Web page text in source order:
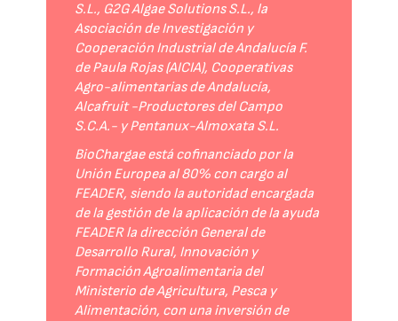
S.L., G2G Algae Solutions S.L., la
Asociación de Investigación y
Cooperación Industrial de Andalucía F.
de Paula Rojas (AICIA), Cooperativas
Agro-alimentarias de Andalucía,
Alcafruit -Productores del Campo
S.C.A.- y Pentanux-Almoxata S.L.
BioChargae está cofinanciado por la
Unión Europea al 80% con cargo al
FEADER, siendo la autoridad encargada
de la gestión de la aplicación de la ayuda
FEADER la dirección General de
Desarrollo Rural, Innovación y
Formación Agroalimentaria del
Ministerio de Agricultura, Pesca y
Alimentación, con una inversión de